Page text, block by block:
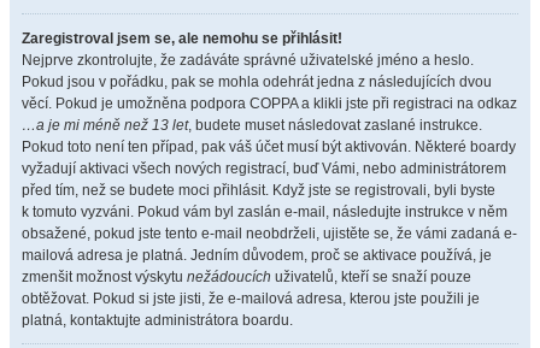
Zaregistroval jsem se, ale nemohu se přihlásit!
Nejprve zkontrolujte, že zadáváte správné uživatelské jméno a heslo.
Pokud jsou v pořádku, pak se mohla odehrát jedna z následujících dvou
věcí. Pokud je umožněna podpora COPPA a klikli jste při registraci na odkaz
…a je mi méně než 13 let, budete muset následovat zaslané instrukce.
Pokud toto není ten případ, pak váš účet musí být aktivován. Některé boardy
vyžadují aktivaci všech nových registrací, buď Vámi, nebo administrátorem
před tím, než se budete moci přihlásit. Když jste se registrovali, byli byste
k tomuto vyzváni. Pokud vám byl zaslán e-mail, následujte instrukce v něm
obsažené, pokud jste tento e-mail neobdrželi, ujistěte se, že vámi zadaná e-
mailová adresa je platná. Jedním důvodem, proč se aktivace používá, je
zmenšit možnost výskytu nežádoucích uživatelů, kteří se snaží pouze
obtěžovat. Pokud si jste jisti, že e-mailová adresa, kterou jste použili je
platná, kontaktujte administrátora boardu.